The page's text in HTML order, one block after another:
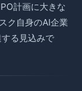
計画に大きな
ク自身のAI企業
る見込みで